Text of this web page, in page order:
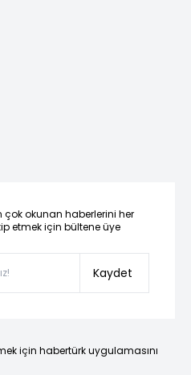
çok okunan haberlerini her
etmek için bültene üye
Kaydet
için habertürk uygulamasını